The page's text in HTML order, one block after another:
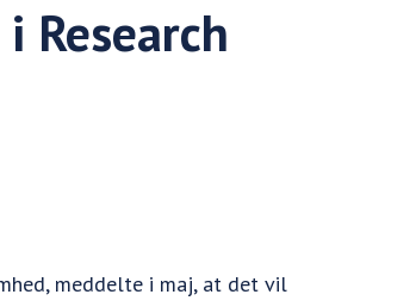
Research
meddelte i maj, at det vil